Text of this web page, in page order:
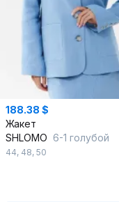
188.38 $
Жакет
SHLOMO 6-1 голубой
44, 48, 50